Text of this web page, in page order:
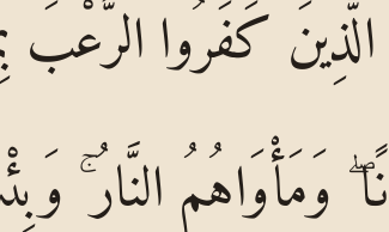
كَفَرُوا الرُّعْبَ
وَمَأْوَاهُمُ النَّارُ